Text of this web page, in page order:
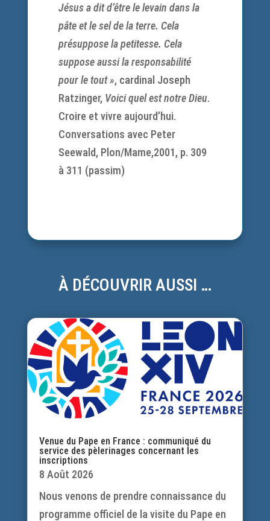
Jésus a dit d’être le levain dans la
pâte et le sel de la terre. Cela
présuppose la petitesse. Cela
suppose aussi la responsabilité
pour le tout », cardinal Joseph
Ratzinger, Voici quel est notre Dieu.
Croire et vivre aujourd’hui.
Conversations avec Peter
Seewald, Plon/Mame,2001, p. 309
à 311 (passim)
À DÉCOUVRIR AUSSI …
Venue du Pape en France : communiqué du
service des pèlerinages concernant les
inscriptions
8 Août 2026
Nous venons de prendre connaissance du
programme officiel de la visite du Pape en